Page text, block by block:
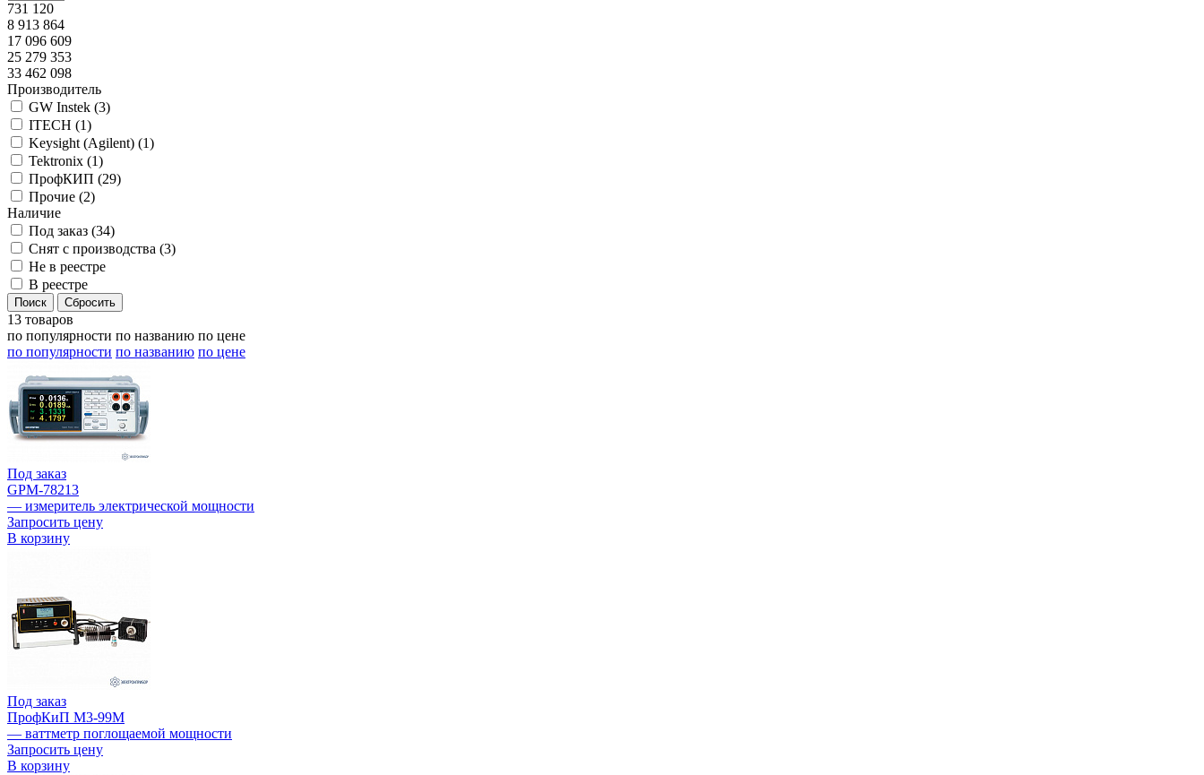
731 120
8 913 864
17 096 609
25 279 353
33 462 098
Производитель
GW Instek (3)
ITECH (1)
Keysight (Agilent) (1)
Tektronix (1)
ПрофКИП (29)
Прочие (2)
Наличие
Под заказ (34)
Снят с производства (3)
Не в реестре
В реестре
13 товаров
по популярности по названию по цене
по популярности по названию по цене
Под заказ
GPM-78213
— измеритель электрической мощности
Запросить цену
В корзину
Под заказ
ПрофКиП М3-99М
— ваттметр поглощаемой мощности
Запросить цену
В корзину